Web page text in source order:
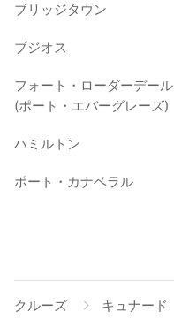
ブリッジタウン
ブジオス
フォート・ローダーデール
(ポート・エバーグレーズ)
ハミルトン
ポート・カナベラル
クルーズ キュナード